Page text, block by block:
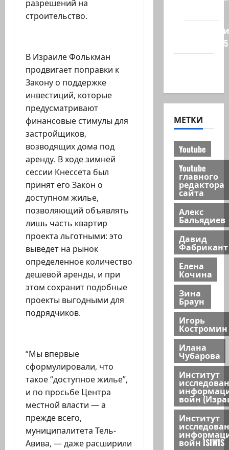
разрешений на
строительство.
В Израиле Фолькман
продвигает поправки к
Закону о поддержке
инвестиций, которые
предусматривают
финансовые стимулы для
застройщиков,
возводящих дома под
аренду. В ходе зимней
сессии Кнессета был
принят его Закон о
доступном жилье,
позволяющий объявлять
лишь часть квартир
проекта льготными: это
выведет на рынок
определенное количество
дешевой аренды, и при
этом сохранит подобные
проекты выгодными для
подрядчиков.
“Мы впервые
сформулировали, что
такое “доступное жилье”,
и по просьбе Центра
местной власти — а
прежде всего,
муниципалитета Тель-
Авива, — даже расширили
сайта 2025
МЕТКИ
Youtube
Youtube
главного
редактора
сайта
Алекс
Бальядиев
Давид
Фабрикант
Елена
Кочина
Зина
Браун
Игорь
Костромин
Илана
Чубарова
Институт
войн
Институт
войн ISIWIS